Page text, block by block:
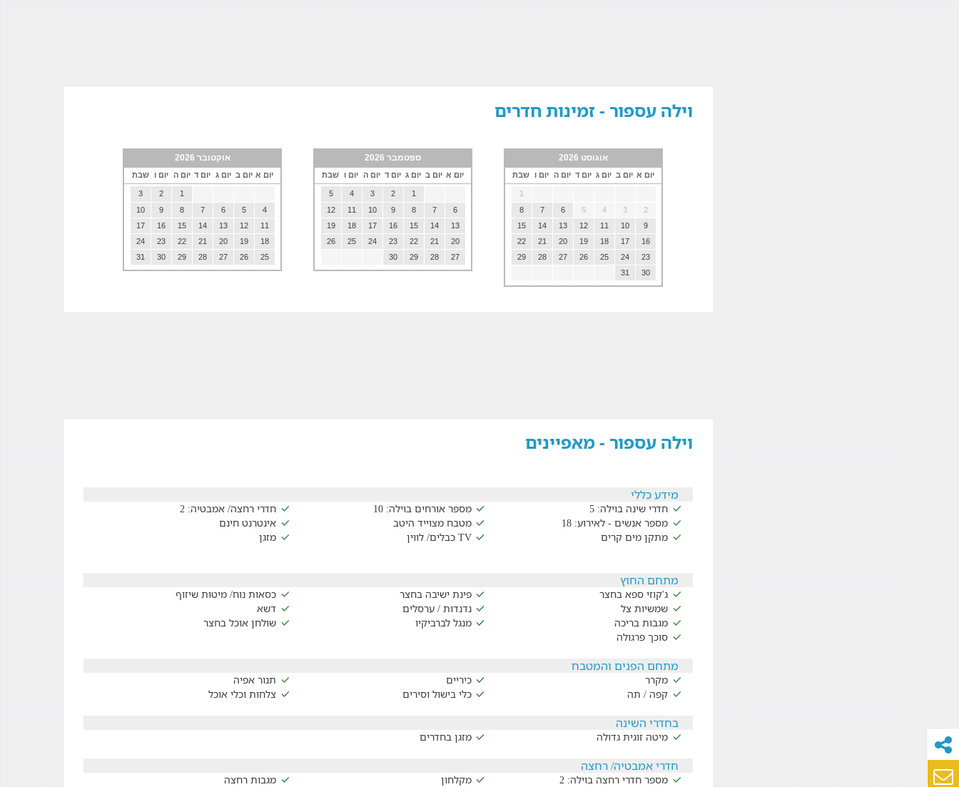
וילה עספור - זמינות חדרים
אוגוסט 2026
יום א יום ב יום ג יום ד יום ה יום ו שבת
1
2
3
4
5
6
7
8
9
10
11
12
13
14
15
16
17
18
19
20
21
22
23
24
25
26
27
28
29
30
31
ספטמבר 2026
יום א יום ב יום ג יום ד יום ה יום ו שבת
1
2
3
4
5
6
7
8
9
10
11
12
13
14
15
16
17
18
19
20
21
22
23
24
25
26
27
28
29
30
אוקטובר 2026
יום א יום ב יום ג יום ד יום ה יום ו שבת
1
2
3
4
5
6
7
8
9
10
11
12
13
14
15
16
17
18
19
20
21
22
23
24
25
26
27
28
29
30
31
וילה עספור - מאפיינים
מידע כללי
חדרי שינה בוילה: 5 מספר אורחים בוילה: 10
חדרי רחצה/ אמבטיה: 2
מספר אנשים - לאירוע: 18
מטבח מצוייד היטב
אינטרנט חינם
מתקן מים קרים
TV כבלים/ לווין מזגן
מתחם החוץ
ג'קוזי ספא בחצר פינת ישיבה בחצר
כסאות נוח/ מיטות שיזוף
שמשיות צל
נדנדות / ערסלים
דשא
מגבות בריכה
מנגל לברביקיו
שולחן אוכל בחצר
סוכך פרגולה
מתחם הפנים והמטבח
מקרר כיריים
תנור אפיה
קפה / תה
כלי בישול וסירים צלחות וכלי אוכל
בחדרי השינה
מיטה זוגית גדולה מזגן בחדרים
חדרי אמבטיה/ רחצה
מספר חדרי רחצה בוילה: 2 מקלחון מגבות רחצה